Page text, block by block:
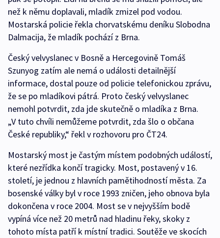
než k němu doplavali, mladík zmizel pod vodou.
Mostarská policie řekla chorvatskému deníku Slobodna
Dalmacija, že mladík pochází z Brna.
Český velvyslanec v Bosně a Hercegovině Tomáš
Szunyog zatím ale nemá o události detailnější
informace, dostal pouze od policie telefonickou zprávu,
že se po mladíkovi pátrá. Proto český velvyslanec
nemohl potvrdit, zda jde skutečně o mladíka z Brna.
„V tuto chvíli nemůžeme potvrdit, zda šlo o občana
České republiky,“ řekl v rozhovoru pro ČT24.
Mostarský most je častým místem podobných událostí,
které nezřídka končí tragicky. Most, postavený v 16.
století, je jednou z hlavních pamětihodností města. Za
bosenské války byl v roce 1993 zničen, jeho obnova byla
dokončena v roce 2004. Most se v nejvyšším bodě
vypíná více než 20 metrů nad hladinu řeky, skoky z
tohoto místa patří k místní tradici. Soutěže ve skocích